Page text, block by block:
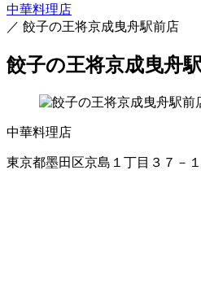
中華料理店
／ 餃子の王将京成曳舟駅前店
餃子の王将京成曳舟
中華料理店
東京都墨田区京島１丁目３７－